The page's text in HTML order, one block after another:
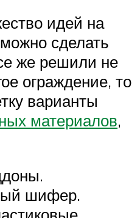
идей на
сделать
же решили не
ограждение, то
варианты
материалов,
шифер.